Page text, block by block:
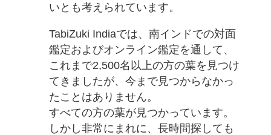
いとも考えられています。
TabiZuki Indiaでは、南インドでの対面
鑑定およびオンライン鑑定を通して、
これまで2,500名以上の方の葉を見つけ
てきましたが、今まで見つからなかっ
たことはありません。
すべての方の葉が見つかっています。
しかし非常にまれに、長時間探しても